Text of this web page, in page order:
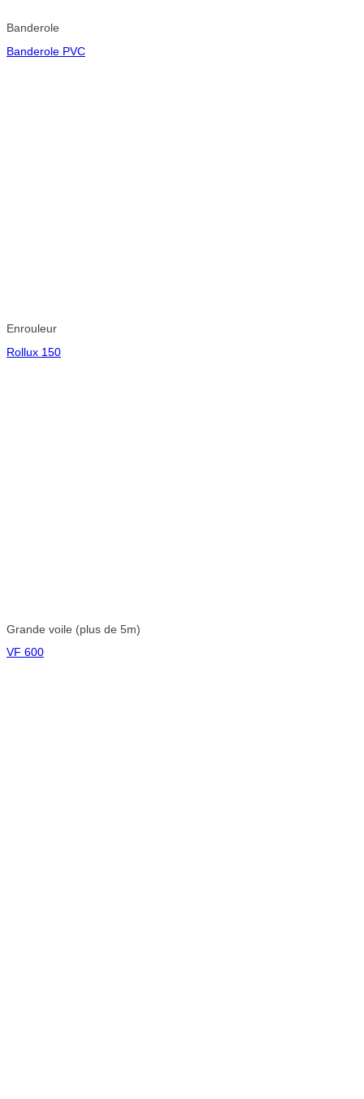
Banderole
Banderole PVC
Enrouleur
Rollux 150
Grande voile (plus de 5m)
VF 600